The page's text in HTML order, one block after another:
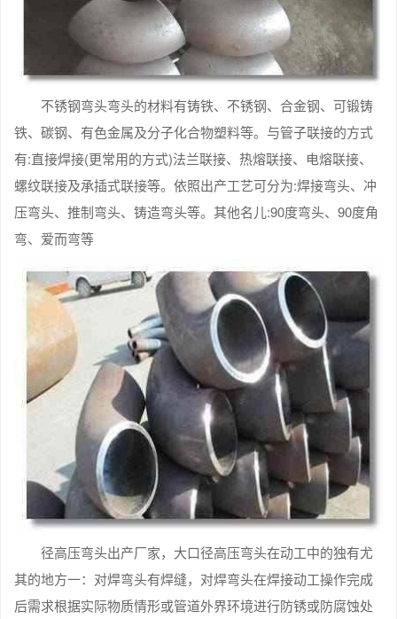
不锈钢弯头弯头的材料有铸铁、不锈钢、合金钢、可锻铸
铁、碳钢、有色金属及分子化合物塑料等。与管子联接的方式
有:直接焊接(更常用的方式)法兰联接、热熔联接、电熔联接、
螺纹联接及承插式联接等。依照出产工艺可分为:焊接弯头、冲
压弯头、推制弯头、铸造弯头等。其他名儿:90度弯头、90度角
弯、爱而弯等
径高压弯头出产厂家，大口径高压弯头在动工中的独有尤
其的地方一：对焊弯头有焊缝，对焊弯头在焊接动工操作完成
后需求根据实际物质情形或管道外界环境进行防锈或防腐蚀处